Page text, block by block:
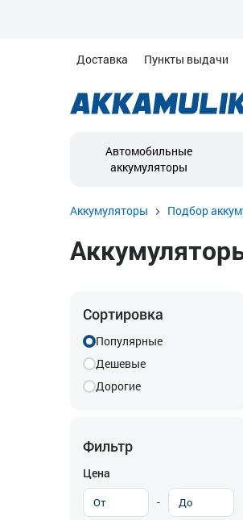
Доставка Пункты выдачи
Автомобильные
аккумуляторы
Аккумуляторы Подбор
Сортировка
Популярные
Дешевые
Дорогие
Фильтр
Цена
-